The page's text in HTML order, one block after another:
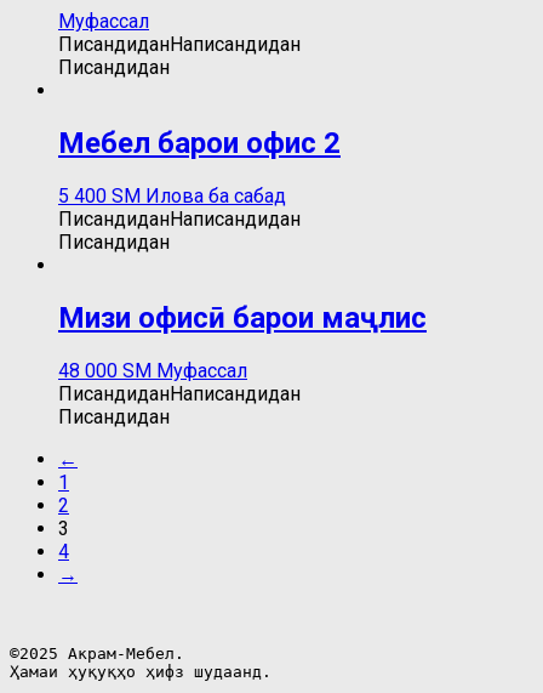
Муфассал
ПисандиданНаписандидан
Писандидан
Мебел барои офис 2
5 400 ЅМ Илова ба сабад
ПисандиданНаписандидан
Писандидан
Мизи офисӣ барои маҷлис
48 000 ЅМ Муфассал
ПисандиданНаписандидан
Писандидан
←
1
2
3
4
→
©2025 Акрам-Мебел.
Ҳамаи ҳуқуқҳо ҳифз шудаанд.